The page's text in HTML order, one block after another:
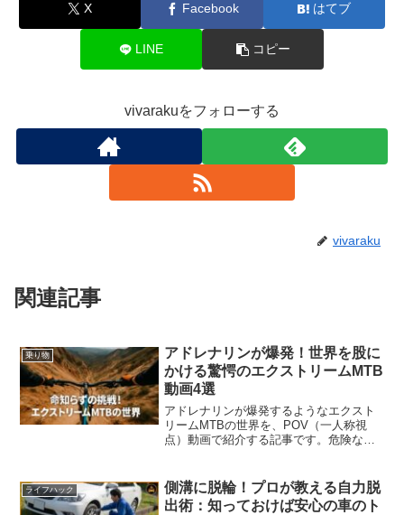
X Facebook はてブ
LINE コピー
vivarakuをフォローする
vivaraku
関連記事
乗り物
アドレナリンが爆発！世界を股に
かける驚愕のエクストリームMTB
動画4選
アドレナリンが爆発するようなエクスト
リームMTBの世界を、POV（一人称視
点）動画で紹介する記事です。危険な自
す。
ライフハック
側溝に脱輪！プロが教える自力脱
出術：知っておけば安心の車のト